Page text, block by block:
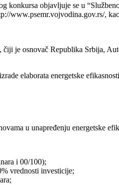
konkursa objavljuje se u
www.psemr.vojvodina.gov.rs/,
je osnovač Republika Srbija,
elaborata energetske
u unapređenju energetske
i 00/100);
vrednosti investicije;